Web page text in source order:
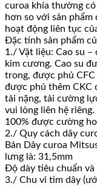
curoa khía thường
hơn so với sản
hoạt động liên tục
Đặc tính sản phẩm
1./ Vật liệu: Cao su –
kim cương. Cao su
trong, được phủ
được phủ thêm CKC
tải nặng, tải cường
vui lòng liên hệ riêng.
100% được cường
2./ Quy cách dây
Bản Dây curoa
lưng là: 31,5mm
Độ dày tiêu chuẩn và
3./ Chu vi tim dây